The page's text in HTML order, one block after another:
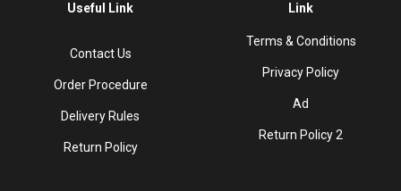
Useful Link
Contact Us
Order Procedure
Delivery Rules
Return Policy
Link
Terms & Conditions
Privacy Policy
Ad
Return Policy 2